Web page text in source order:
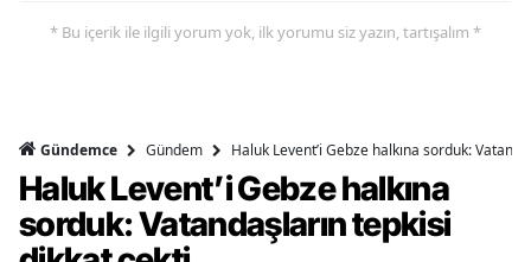
* Bu içerik ile ilgili yorum yok, ilk yorumu siz yazın, tartışalım *
Gündemce Gündem Haluk Levent’i Gebze halkına sorduk:
Haluk Levent’i Gebze halkına
sorduk: Vatandaşların tepkisi